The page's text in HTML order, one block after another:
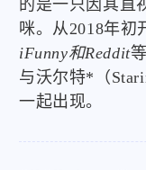
的是一只因其直
咪。从2018年初
iFunny和Reddit
与沃尔特*（
一起出现。